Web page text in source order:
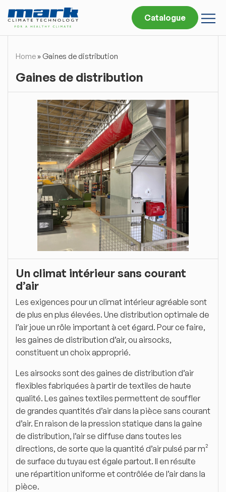
Catalogue
Home» Gaines de distribution
Gaines de distribution
Un climat intérieur sans courant
d’air
Les exigences pour un climat intérieur agréable sont
de plus en plus élevées. Une distribution optimale de
l’air joue un rôle important à cet égard. Pour ce faire,
les gaines de distribution d’air, ou airsocks,
constituent un choix approprié.
Les airsocks sont des gaines de distribution d’air
flexibles fabriquées à partir de textiles de haute
qualité. Les gaines textiles permettent de souffler
de grandes quantités d’air dans la pièce sans courant
d’air. En raison de la pression statique dans la gaine
de distribution, l’air se diffuse dans toutes les
directions, de sorte que la quantité d’air pulsé par m²
de surface du tuyau est égale partout. Il en résulte
une répartition uniforme et contrôlée de l’air dans la
pièce.